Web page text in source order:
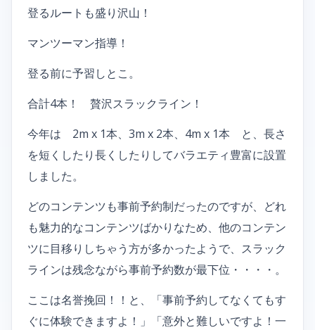
登るルートも盛り沢山！
マンツーマン指導！
登る前に予習しとこ。
合計4本！ 贅沢スラックライン！
今年は 2m x 1本、3m x 2本、4m x 1本 と、長さ
を短くしたり長くしたりしてバラエティ豊富に設置
しました。
どのコンテンツも事前予約制だったのですが、どれ
も魅力的なコンテンツばかりなため、他のコンテン
ツに目移りしちゃう方が多かったようで、スラック
ラインは残念ながら事前予約数が最下位・・・・。
ここは名誉挽回！！と、「事前予約してなくてもす
ぐに体験できますよ！」「意外と難しいですよ！一